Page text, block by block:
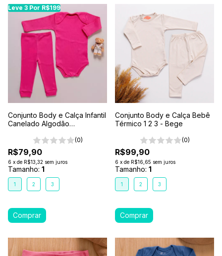
Leve 3 Por R$199
Conjunto Body e Calça Infantil
Canelado Algodão
(0)
R$79,90
6 x de R$13,32 sem juros
Tamanho: 1
1 2 3
Conjunto Body e Calça Bebê
Térmico 1 2 3 - Bege
(0)
R$99,90
6 x de R$16,65 sem juros
Tamanho: 1
1 2 3